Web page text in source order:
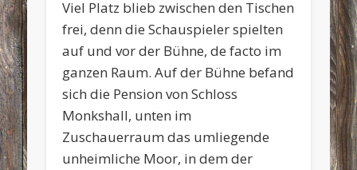
Viel Platz blieb zwischen den Tischen
frei, denn die Schauspieler spielten
auf und vor der Bühne, de facto im
ganzen Raum. Auf der Bühne befand
sich die Pension von Schloss
Monkshall, unten im
Zuschauerraum das umliegende
unheimliche Moor, in dem der